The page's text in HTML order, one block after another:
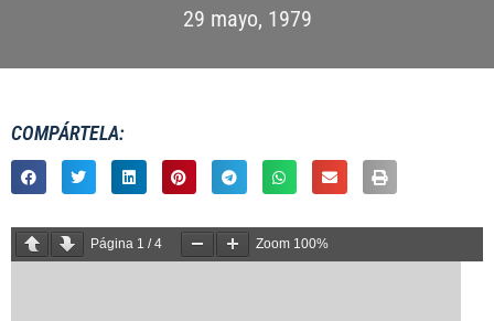
29 mayo, 1979
COMPÁRTELA:
Página 1 /4 Zoom 100%